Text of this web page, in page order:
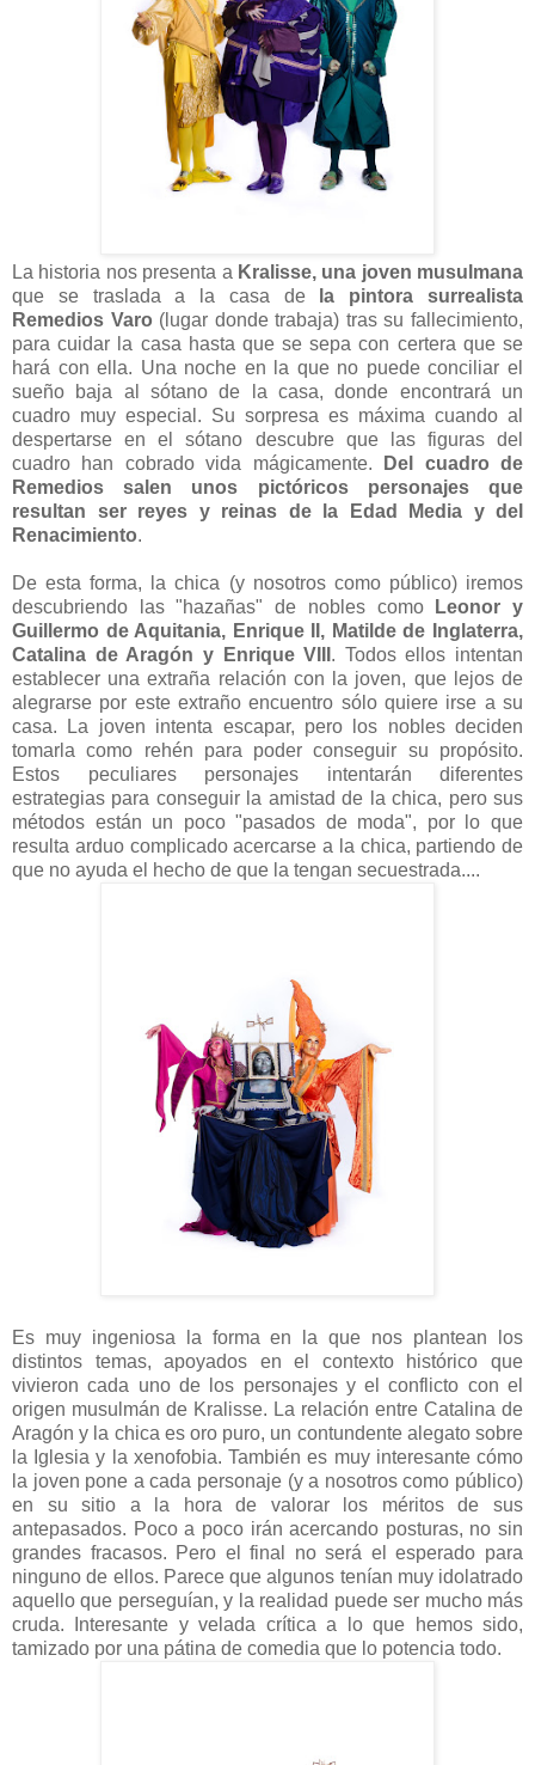
La historia nos presenta a Kralisse, una joven musulmana
que se traslada a la casa de
la pintora surrealista
Remedios Varo (lugar donde trabaja) tras su fallecimiento,
para cuidar la casa hasta que se sepa con certera que se
hará con ella. Una noche en la que no puede conciliar el
sueño baja al sótano de la casa, donde encontrará un
cuadro muy especial. Su sorpresa es máxima cuando al
despertarse en el sótano descubre que las figuras del
cuadro han cobrado vida mágicamente.
Del cuadro de
Remedios salen unos pictóricos personajes que
resultan ser reyes y reinas de la Edad Media y del
Renacimiento.
De esta forma, la chica (y nosotros como público) iremos
descubriendo las "hazañas" de nobles como
Leonor y
Guillermo de Aquitania, Enrique II, Matilde de Inglaterra,
Catalina de Aragón y Enrique VIII . Todos ellos intentan
establecer una extraña relación con la joven, que lejos de
alegrarse por este extraño encuentro sólo quiere irse a su
casa. La joven intenta escapar, pero los nobles deciden
tomarla como rehén para poder conseguir su propósito.
Estos peculiares personajes intentarán diferentes
estrategias para conseguir la amistad de la chica, pero sus
métodos están un poco "pasados de moda", por lo que
resulta arduo complicado acercarse a la chica, partiendo de
que no ayuda el hecho de que la tengan secuestrada....
Es muy ingeniosa la forma en la que nos plantean los
distintos temas, apoyados en el contexto histórico que
vivieron cada uno de los personajes y el conflicto con el
origen musulmán de Kralisse. La relación entre Catalina de
Aragón y la chica es oro puro, un contundente alegato sobre
la Iglesia y la xenofobia. También es muy interesante cómo
la joven pone a cada personaje (y a nosotros como público)
en su sitio a la hora de valorar los méritos de sus
antepasados. Poco a poco irán acercando posturas, no sin
grandes fracasos. Pero el final no será el esperado para
ninguno de ellos. Parece que algunos tenían muy idolatrado
aquello que perseguían, y la realidad puede ser mucho más
cruda. Interesante y velada crítica a lo que hemos sido,
tamizado por una pátina de comedia que lo potencia todo.